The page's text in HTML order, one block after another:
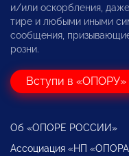
и/или оскорбления,
тире и любыми иными
сообщения,
розни.
Вступи в «ОПОРУ»
Об «ОПОРЕ РОССИИ»
Ассоциация «НП